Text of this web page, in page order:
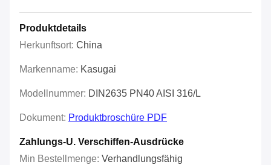
Produktdetails
Herkunftsort: China
Markenname: Kasugai
Modellnummer: DIN2635 PN40 AISI 316/L
Dokument: Produktbroschüre PDF
Zahlungs-U. Verschiffen-Ausdrücke
Min Bestellmenge: Verhandlungsfähig